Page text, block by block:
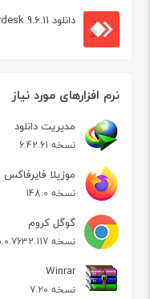
دانلود anydesk 9.6.11 کنترل ویندوز از راه دور
نرم افزارهای مورد نیاز
مدیریت دانلود
نسخه 6.42.61
موزیلا فایرفاکس
نسخه 148.0
گوگل کروم
نسخه 145.0.7632.117
Winrar
نسخه 7.20